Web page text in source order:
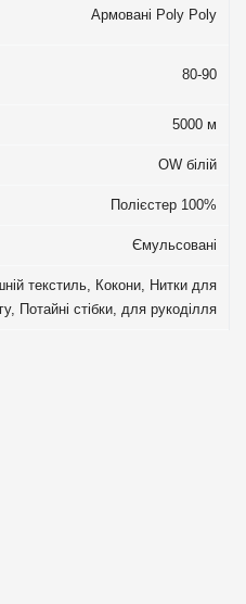
Армовані Poly Poly
80-90
5000 м
OW білій
Полієстер 100%
Ємульсовані
текстиль, Кокони, Нитки для
, Потайні стібки, для рукоділля